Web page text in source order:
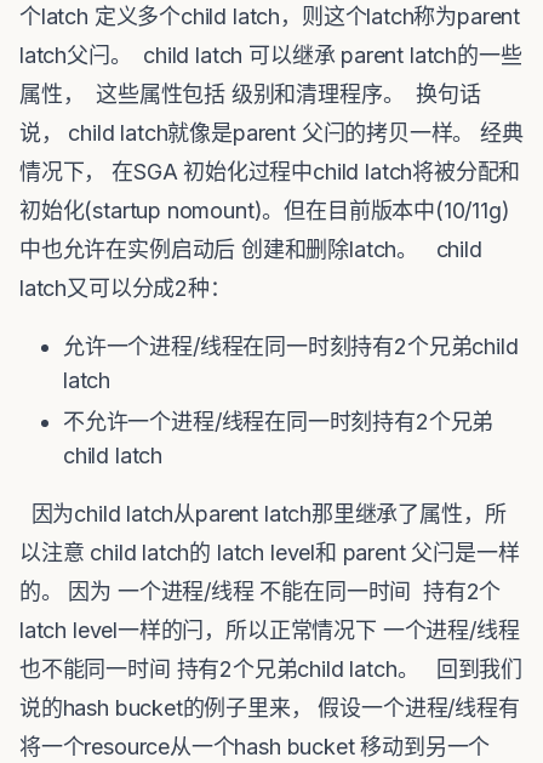
个latch 定义多个child latch，则这个latch称为parent
latch父闩。 child latch 可以继承 parent latch的一些
属性， 这些属性包括 级别和清理程序。 换句话
说， child latch就像是parent 父闩的拷贝一样。 经典
情况下， 在SGA 初始化过程中child latch将被分配和
初始化(startup nomount)。但在目前版本中(10/11g)
中也允许在实例启动后 创建和删除latch。 child
latch又可以分成2种：
允许一个进程/线程在同一时刻持有2个兄弟child
latch
不允许一个进程/线程在同一时刻持有2个兄弟
child latch
因为child latch从parent latch那里继承了属性，所
以注意 child latch的 latch level和 parent 父闩是一样
的。 因为 一个进程/线程 不能在同一时间 持有2个
latch level一样的闩，所以正常情况下 一个进程/线程
也不能同一时间 持有2个兄弟child latch。 回到我们
说的hash bucket的例子里来， 假设一个进程/线程有
将一个resource从一个hash bucket 移动到另一个